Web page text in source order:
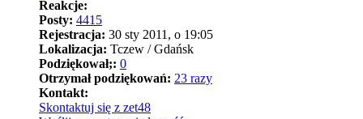
Reakcje:
Posty: 4415
Rejestracja: 30 sty 2011, o 19:05
Lokalizacja: Tczew / Gdańsk
Podziękował;: 0
Otrzymał podziękowań: 23 razy
Kontakt:
Skontaktuj się z zet48